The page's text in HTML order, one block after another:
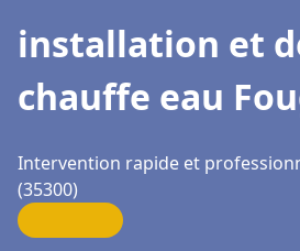
installation et
chauffe eau
Intervention rapide et
(35300)